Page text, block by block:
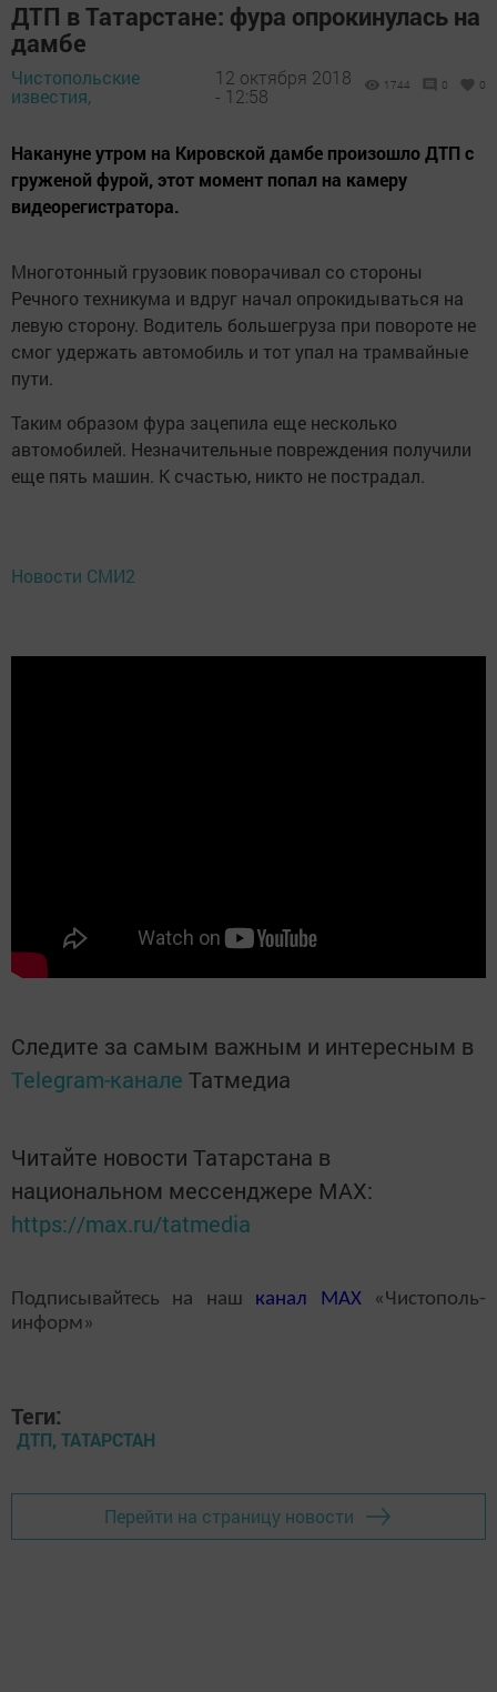
ДТП в Татарстане: фура опрокинулась на
дамбе
Чистопольские
известия,
12 октября 2018
- 12:58
1744 0 0
Накануне утром на Кировской дамбе произошло ДТП с
груженой фурой, этот момент попал на камеру
видеорегистратора.
Многотонный грузовик поворачивал со стороны
Речного техникума и вдруг начал опрокидываться на
левую сторону. Водитель большегруза при повороте не
смог удержать автомобиль и тот упал на трамвайные
пути.
Таким образом фура зацепила еще несколько
автомобилей. Незначительные повреждения получили
еще пять машин. К счастью, никто не пострадал.
Новости СМИ2
Следите за самым важным и интересным в
Telegram-канале Татмедиа
Читайте новости Татарстана в
национальном мессенджере MАХ:
https://max.ru/tatmedia
Подписывайтесь на наш канал MAX«Чистополь-
информ»
Теги:
ДТП, ТАТАРСТАН
Перейти на страницу новости